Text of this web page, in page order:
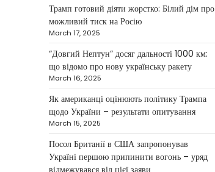
Верещагин Ігор April 11, 2025
Велика Британія та Норвегія
оголосили про спільне
фінансування нового оборонного
пакета для України на суму…
NEWS
Investment case study:
Maksym Krippa tells how
he built a business
empire
Трамп готовий діяти жорстко: Білий дім про
можливий тиск на Росію
March 17, 2025
“Довгий Нептун” досяг дальності 1000 км:
що відомо про нову українську ракету
March 16, 2025
Як американці оцінюють політику Трампа
щодо України – результати опитування
March 15, 2025
Посол Британії в США запропонував
Україні першою припинити вогонь – уряд
відмежувався від цієї заяви